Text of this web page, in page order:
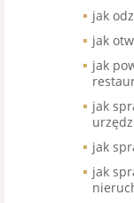
jak
jak
jak
jak
jak
jak